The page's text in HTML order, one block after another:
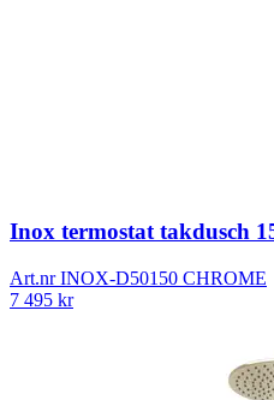
Inox termostat takdusch
Art.nrINOX-D50150 CHROME
7 495 kr